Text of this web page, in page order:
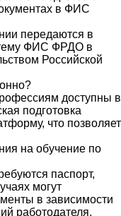
в ФИС
передаются в
ФИС ФРДО в
Российской
доступны в
подготовка
что позволяет
на обучение по
паспорт,
могут
в зависимости
работодателя.